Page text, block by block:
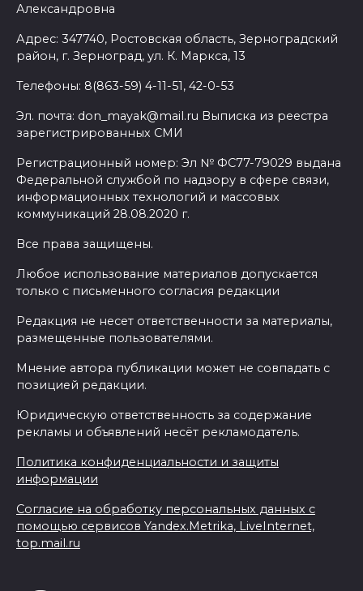
Александровна
Адрес: 347740, Ростовская область, Зерноградский
район, г. Зерноград, ул. К. Маркса, 13
Телефоны: 8(863-59) 4-11-51, 42-0-53
Эл. почта: don_mayak@mail.ru Выписка из реестра
зарегистрированных СМИ
Регистрационный номер: Эл № ФС77-79029 выдана
Федеральной службой по надзору в сфере связи,
информационных технологий и массовых
коммуникаций 28.08.2020 г.
Все права защищены.
Любое использование материалов допускается
только с письменного согласия редакции
Редакция не несет ответственности за материалы,
размещенные пользователями.
Мнение автора публикации может не совпадать с
позицией редакции.
Юридическую ответственность за содержание
рекламы и объявлений несёт рекламодатель.
Политика конфиденциальности и защиты
информации
Согласие на обработку персональных данных с
помощью сервисов Yandex.Metrika, LiveInternet,
top.mail.ru